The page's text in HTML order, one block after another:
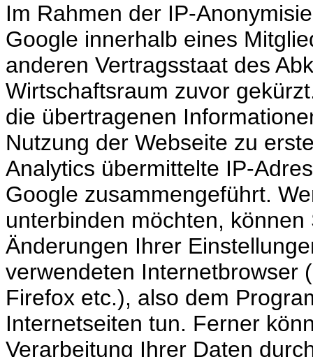
Im Rahmen der IP-
Google innerhalb eines
anderen Vertragsstaat des
Wirtschaftsraum zuvor
die übertragenen
Nutzung der Webseite zu
Analytics übermittelte IP-
Google zusammengeführt.
unterbinden möchten,
Änderungen Ihrer
verwendeten Internetbrowser
Firefox etc.), also dem
Internetseiten tun. Ferner
Verarbeitung Ihrer Daten